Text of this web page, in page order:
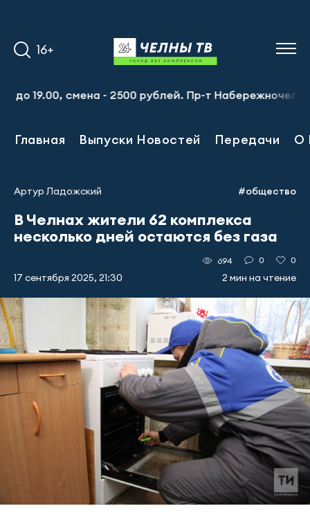
16+
смена - 2500 рублей. Пр-т Набережночелнинский,
Главная Выпуски Новостей Передачи О
Артур Ладожский #общество
В Челнах жители 62 комплекса
несколько дней остаются без газа
17 сентября 2025, 21:30
694 0 0
2 мин на чтение